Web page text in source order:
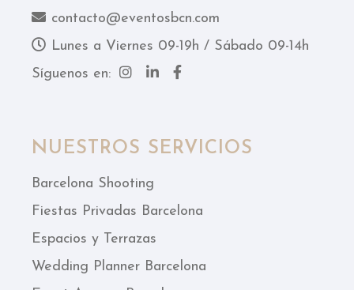
contacto@eventosbcn.com
Lunes a Viernes 09-19h / Sábado 09-14h
Síguenos en:
NUESTROS SERVICIOS
Barcelona Shooting
Fiestas Privadas Barcelona
Espacios y Terrazas
Wedding Planner Barcelona